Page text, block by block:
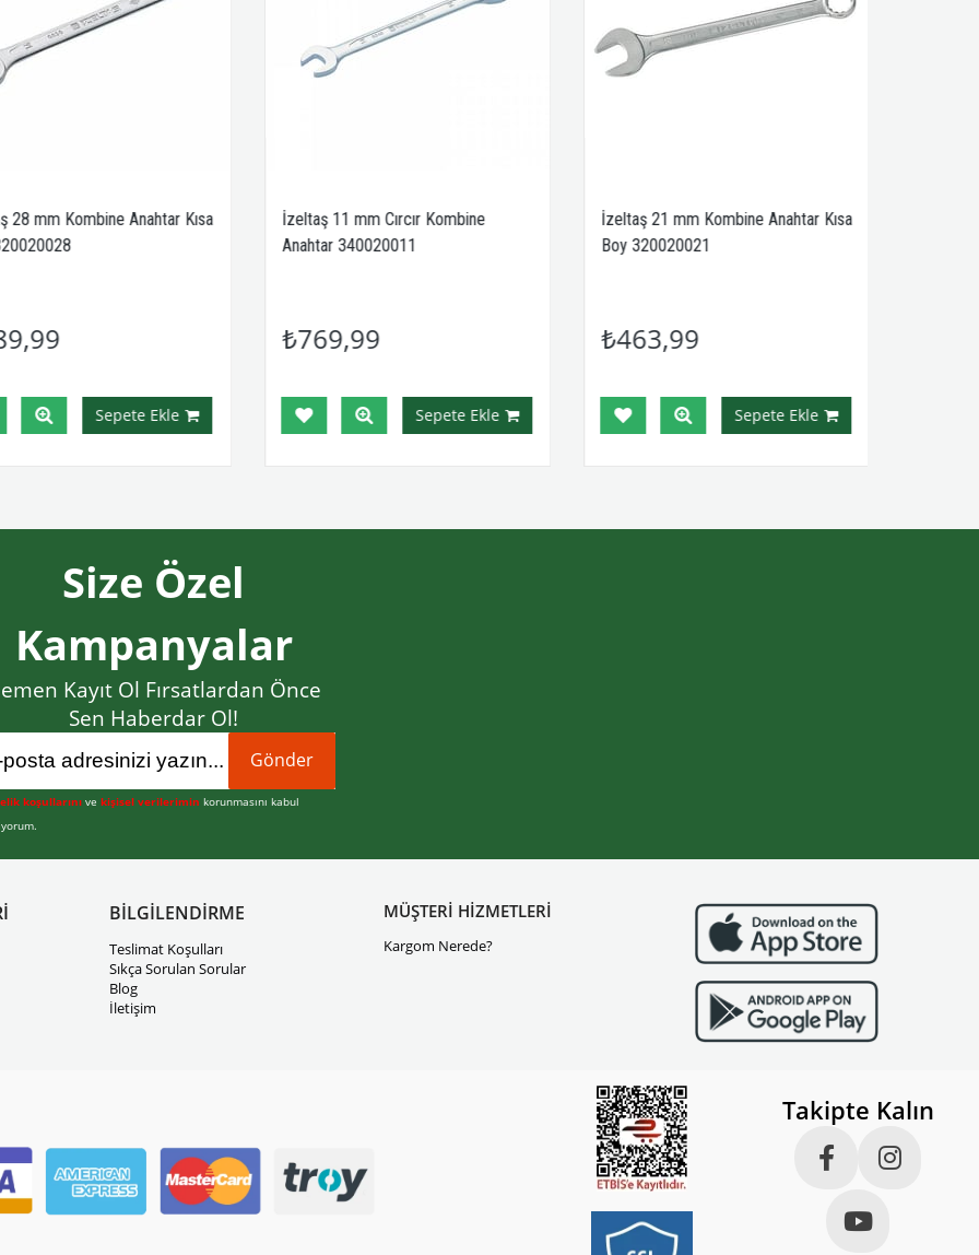
28 mm Kombine Anahtar Kısa
Sepete Ekle
İzeltaş 11 mm Cırcır Kombine
Anahtar 340020011
₺769,99
Sepete Ekle
İzeltaş 21 mm Kombine Anahtar Kısa
Boy 320020021
₺463,99
Sepete Ekle
Size Özel
Kampanyalar
Kayıt Ol Fırsatlardan Önce
Sen Haberdar Ol!
Gönder
koşullarını vekişisel verilerimin korunmasını kabul
BİLGİLENDİRME
Teslimat Koşulları
Sıkça Sorulan Sorular
Blog
İletişim
MÜŞTERİ HİZMETLERİ
Kargom Nerede?
Takipte Kalın